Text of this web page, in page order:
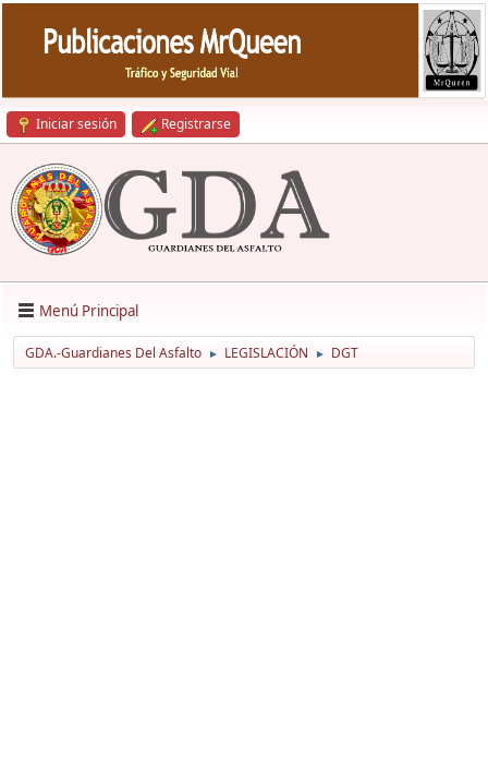
Iniciar sesión Registrarse
Menú Principal
GDA.-Guardianes Del Asfalto ► LEGISLACIÓN ► DGT